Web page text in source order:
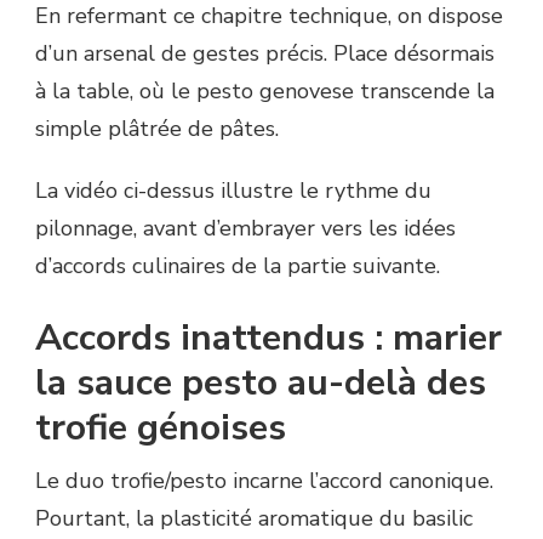
En refermant ce chapitre technique, on dispose
d’un arsenal de gestes précis. Place désormais
à la table, où le pesto genovese transcende la
simple plâtrée de pâtes.
La vidéo ci-dessus illustre le rythme du
pilonnage, avant d’embrayer vers les idées
d’accords culinaires de la partie suivante.
Accords inattendus : marier
la sauce pesto au-delà des
trofie génoises
Le duo trofie/pesto incarne l’accord canonique.
Pourtant, la plasticité aromatique du basilic